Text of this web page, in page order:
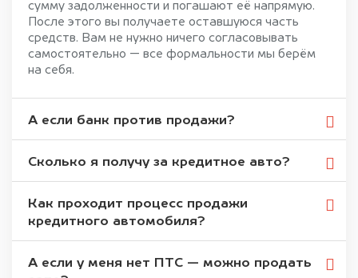
сумму задолженности и погашают её напрямую.
После этого вы получаете оставшуюся часть
средств. Вам не нужно ничего согласовывать
самостоятельно — все формальности мы берём
на себя.
А если банк против продажи?
Сколько я получу за кредитное авто?
Как проходит процесс продажи
кредитного автомобиля?
А если у меня нет ПТС — можно продать